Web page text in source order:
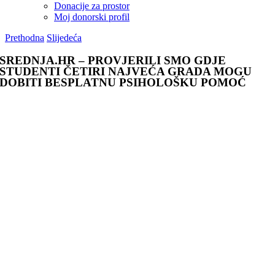
Donacije za prostor
Moj donorski profil
Prethodna Slijedeća
SREDNJA.HR – PROVJERILI SMO GDJE
STUDENTI ČETIRI NAJVEĆA GRADA MOGU
DOBITI BESPLATNU PSIHOLOŠKU POMOĆ